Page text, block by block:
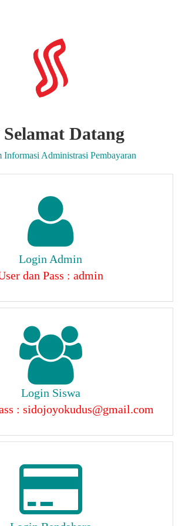
Selamat Datang
Informasi Administrasi Pembayaran
Login Admin
dan Pass : admin
Login Siswa
: sidojoyokudus@gmail.com